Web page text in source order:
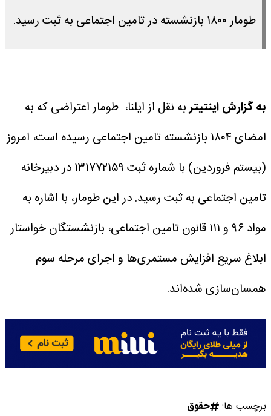
طومار ۱۸۰۰ بازنشسته در تامین اجتماعی به ثبت رسید.
به گزارش اینتیتربه نقل از ایلنا، طومار اعتراضی که به
امضای ۱۸۰۴ بازنشسته تامین اجتماعی رسیده است، امروز
(بیستم فروردین) با شماره ثبت ۱۳۱۷۷۲۱۵۹ در دبیرخانه
تامین اجتماعی به ثبت رسید.در این طومار، با اشاره به
مواد ۹۶ و ۱۱۱ قانون تامین اجتماعی، بازنشستگان خواستار
ابلاغ سریع افزایش مستمری‌ها و اجرای مرحله سوم
همسان‌سازی شده‌اند.
برچسب ها: حقوق